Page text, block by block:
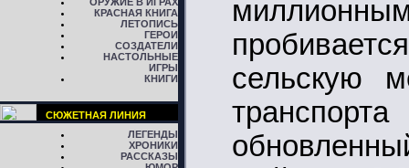
КРАСНАЯ КНИГА
ЛЕТОПИСЬ
ГЕРОИ
СОЗДАТЕЛИ
НАСТОЛЬНЫЕ
ИГРЫ
КНИГИ
СЮЖЕТНАЯ ЛИНИЯ
ЛЕГЕНДЫ
ХРОНИКИ
РАССКАЗЫ
сельскую